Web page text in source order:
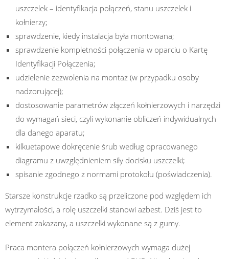
uszczelek – identyfikacja połączeń, stanu uszczelek i
kołnierzy;
sprawdzenie, kiedy instalacja była montowana;
sprawdzenie kompletności połączenia w oparciu o Kartę
Identyfikacji Połączenia;
udzielenie zezwolenia na montaż (w przypadku osoby
nadzorującej);
dostosowanie parametrów złączeń kołnierzowych i narzędzi
do wymagań sieci, czyli wykonanie obliczeń indywidualnych
dla danego aparatu;
kilkuetapowe dokręcenie śrub według opracowanego
diagramu z uwzględnieniem siły docisku uszczelki;
spisanie zgodnego z normami protokołu (poświadczenia).
Starsze konstrukcje rzadko są przeliczone pod względem ich
wytrzymałości, a rolę uszczelki stanowi azbest. Dziś jest to
element zakazany, a uszczelki wykonane są z gumy.
Praca montera połączeń kołnierzowych wymaga dużej